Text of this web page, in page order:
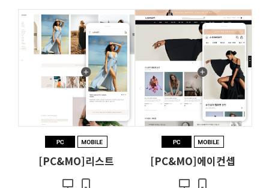
[PC&MO]리스트 [PC&MO]에이컨셉